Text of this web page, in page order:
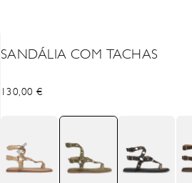
SANDÁLIA COM TACHAS
Precio de oferta
130,00 €